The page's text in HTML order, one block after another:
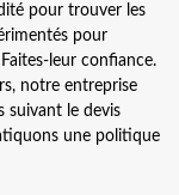
pour trouver les
pour
leur confiance.
notre entreprise
suivant le devis
une politique